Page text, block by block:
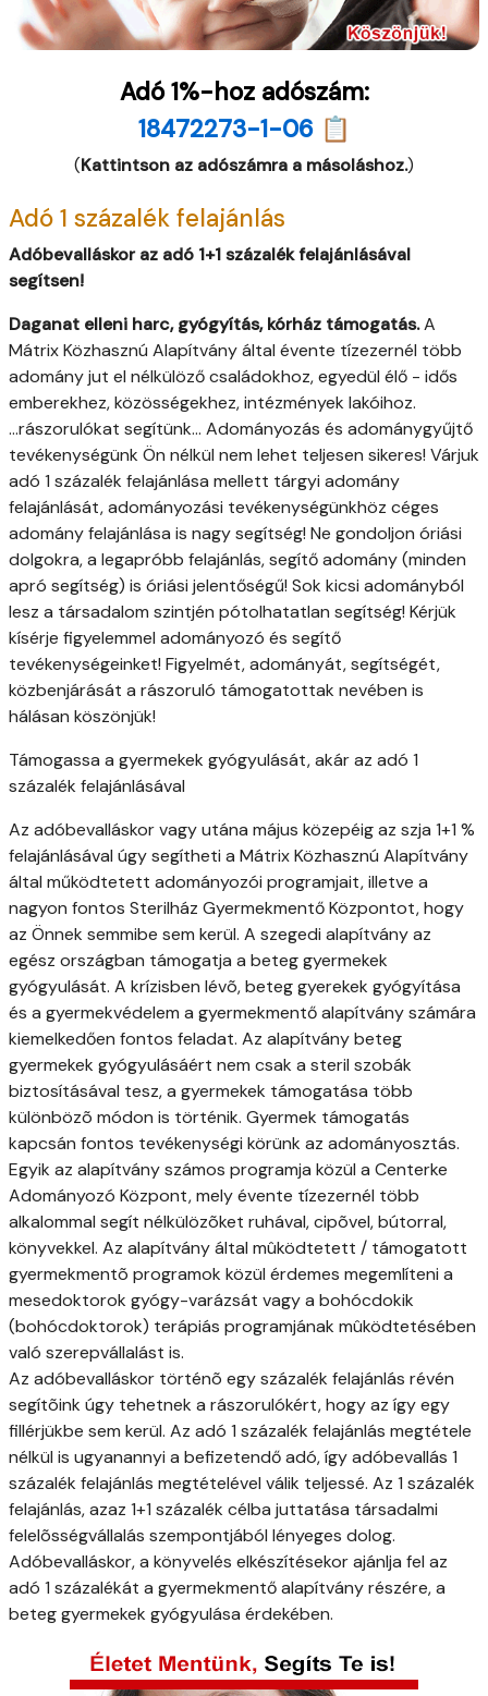
Adó 1%-hoz adószám:
18472273-1-06 📋
(Kattintson az adószámra a másoláshoz.)
Adó 1 százalék felajánlás
Adóbevalláskor az adó 1+1 százalék felajánlásával
segítsen!
Daganat elleni harc, gyógyítás, kórház támogatás.A
Mátrix Közhasznú Alapítvány által évente tízezernél több
adomány jut el nélkülöző családokhoz, egyedül élő - idős
emberekhez, közösségekhez, intézmények lakóihoz.
...rászorulókat segítünk... Adományozás és adománygyűjtő
tevékenységünk Ön nélkül nem lehet teljesen sikeres! Várjuk
adó 1 százalék felajánlása mellett tárgyi adomány
felajánlását, adományozási tevékenységünkhöz céges
adomány felajánlása is nagy segítség! Ne gondoljon óriási
dolgokra, a legapróbb felajánlás, segítő adomány (minden
apró segítség) is óriási jelentőségű! Sok kicsi adományból
lesz a társadalom szintjén pótolhatatlan segítség! Kérjük
kísérje figyelemmel adományozó és segítő
tevékenységeinket! Figyelmét, adományát, segítségét,
közbenjárását a rászoruló támogatottak nevében is
hálásan köszönjük!
Támogassa a gyermekek gyógyulását, akár az adó 1
százalék felajánlásával
Az adóbevalláskor vagy utána május közepéig az szja 1+1 %
felajánlásával úgy segítheti a Mátrix Közhasznú Alapítvány
által működtetett adományozói programjait, illetve a
nagyon fontos Sterilház Gyermekmentő Központot, hogy
az Önnek semmibe sem kerül. A szegedi alapítvány az
egész országban támogatja a beteg gyermekek
gyógyulását. A krízisben lévõ, beteg gyerekek gyógyítása
és a gyermekvédelem a gyermekmentő alapítvány számára
kiemelkedően fontos feladat. Az alapítvány beteg
gyermekek gyógyulásáért nem csak a steril szobák
biztosításával tesz, a gyermekek támogatása több
különbözõ módon is történik. Gyermek támogatás
kapcsán fontos tevékenységi körünk az adományosztás.
Egyik az alapítvány számos programja közül a Centerke
Adományozó Központ, mely évente tízezernél több
alkalommal segít nélkülözõket ruhával, cipõvel, bútorral,
könyvekkel. Az alapítvány által mûködtetett / támogatott
gyermekmentõ programok közül érdemes megemlíteni a
mesedoktorok gyógy-varázsát vagy a bohócdokik
(bohócdoktorok) terápiás programjának mûködtetésében
való szerepvállalást is.
Az adóbevalláskor történõ egy százalék felajánlás révén
segítõink úgy tehetnek a rászorulókért, hogy az így egy
fillérjükbe sem kerül. Az adó 1 százalék felajánlás megtétele
nélkül is ugyanannyi a befizetendő adó, így adóbevallás 1
százalék felajánlás megtételével válik teljessé. Az 1 százalék
felajánlás, azaz 1+1 százalék célba juttatása társadalmi
felelõsségvállalás szempontjából lényeges dolog.
Adóbevalláskor, a könyvelés elkészítésekor ajánlja fel az
adó 1 százalékát a gyermekmentő alapítvány részére, a
beteg gyermekek gyógyulása érdekében.